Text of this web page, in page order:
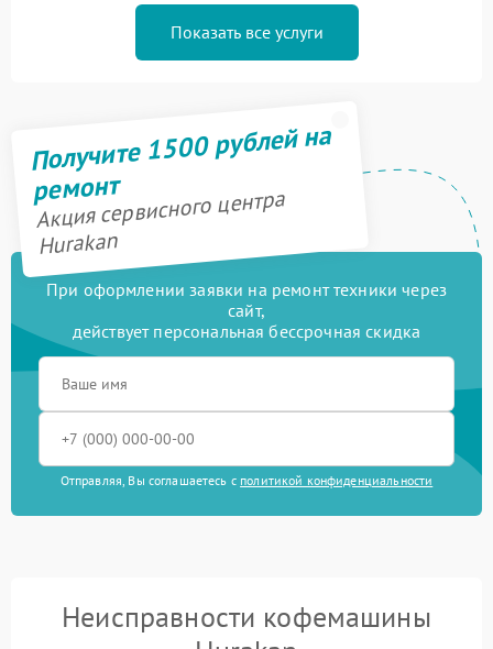
Показать все услуги
Получите 1500 рублей на
ремонт
Акция сервисного центра
Hurakan
При оформлении заявки на ремонт техники через
сайт,
действует персональная бессрочная скидка
Отправляя, Вы соглашаетесь с политикой конфиденциальности
Неисправности кофемашины